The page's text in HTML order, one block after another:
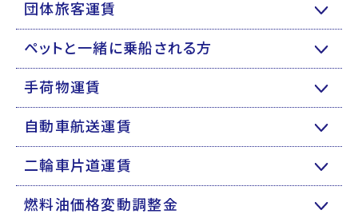
団体旅客運賃
ペットと一緒に乗船される方
手荷物運賃
自動車航送運賃
二輪車片道運賃
燃料油価格変動調整金